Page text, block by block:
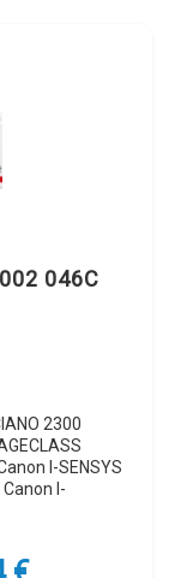
046C
2300
I-SENSYS
Canon I-